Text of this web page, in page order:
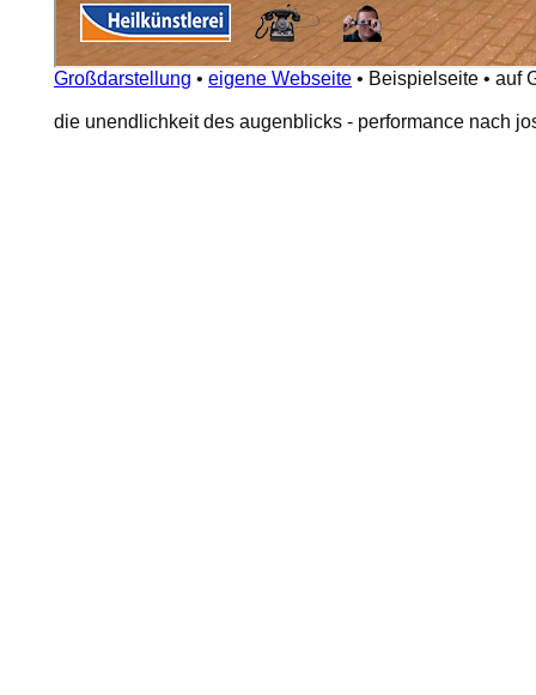
Großdarstellung • eigene Webseite • Beispielseite • auf
die unendlichkeit des augenblicks - performance nach